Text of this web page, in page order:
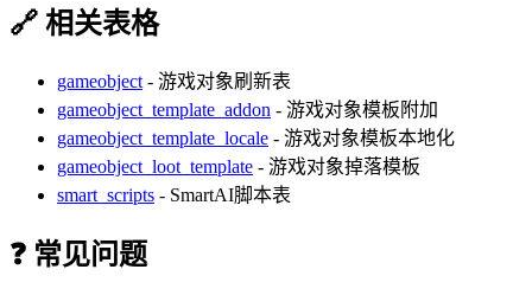
🔗 相关表格
gameobject - 游戏对象刷新表
gameobject_template_addon - 游戏对象模板附加
gameobject_template_locale - 游戏对象模板本地化
gameobject_loot_template - 游戏对象掉落模板
smart_scripts - SmartAI脚本表
❓ 常见问题